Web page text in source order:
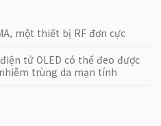
một thiết bị RF đơn cực
tử OLED có thể đeo được
trùng da mạn tính